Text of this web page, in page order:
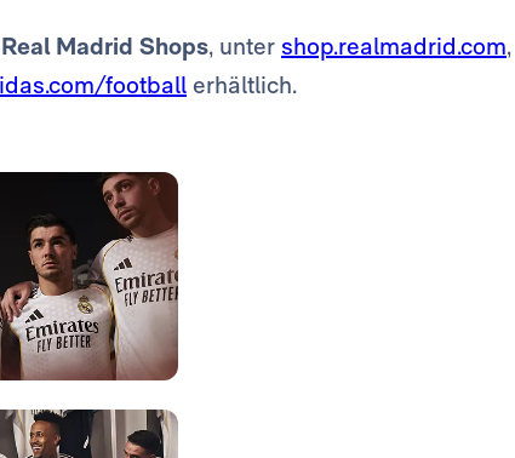
Real Madrid Shops, unter shop.realmadrid.com,
football erhältlich.